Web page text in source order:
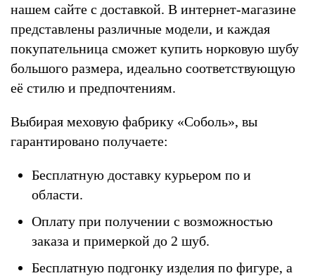
нашем сайте с доставкой. В интернет-магазине
представлены различные модели, и каждая
покупательница сможет купить норковую шубу
большого размера, идеально соответствующую
её стилю и предпочтениям.
Выбирая меховую фабрику «Соболь», вы
гарантировано получаете:
Бесплатную доставку курьером по и
области.
Оплату при получении с возможностью
заказа и примеркой до 2 шуб.
Бесплатную подгонку изделия по фигуре, а